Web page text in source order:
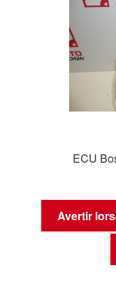
ECU
Avertir